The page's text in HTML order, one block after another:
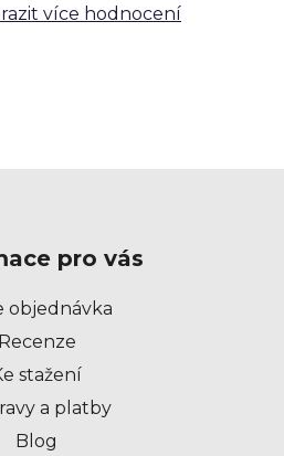
více hodnocení
pro vás
objednávka
Recenze
stažení
a platby
Blog